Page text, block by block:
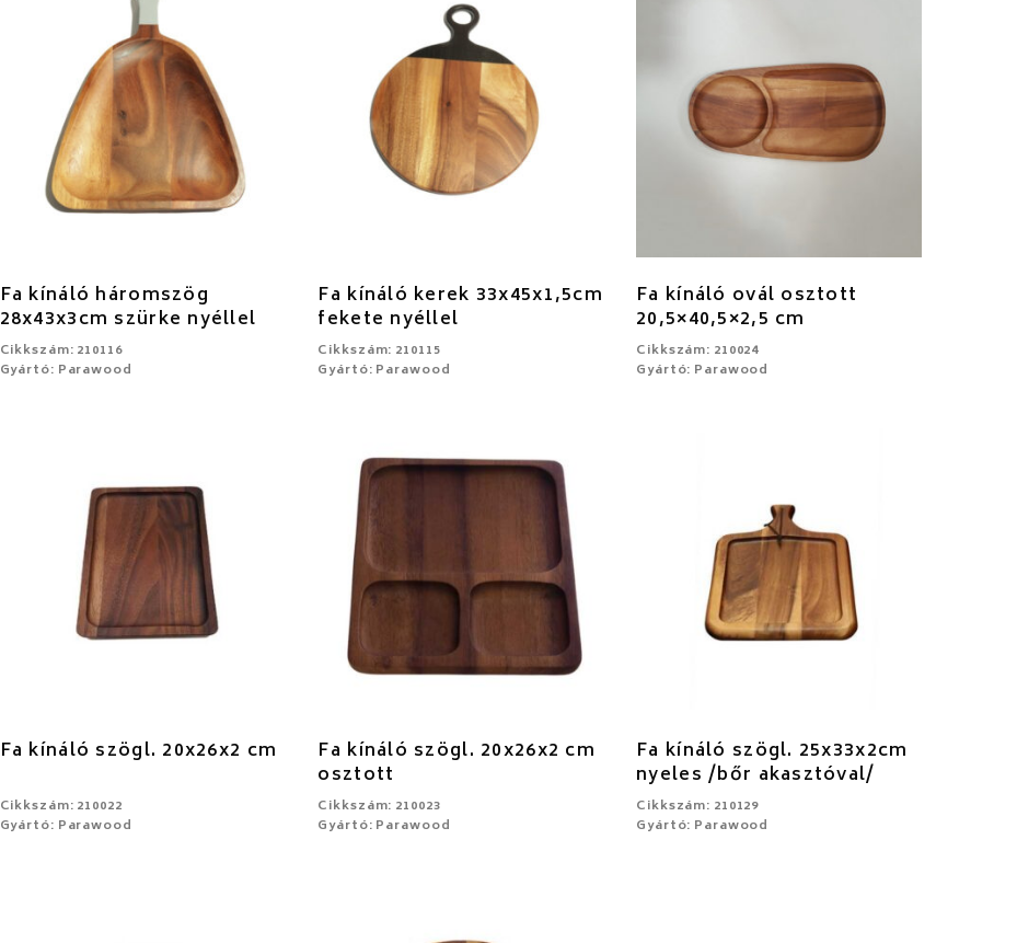
Fa kínáló háromszög
28x43x3cm szürke nyéllel
Cikkszám: 210116
Gyártó: Parawood
Fa kínáló kerek 33x45x1,5cm
fekete nyéllel
Cikkszám: 210115
Gyártó: Parawood
Fa kínáló ovál osztott
20,5×40,5×2,5 cm
Cikkszám: 210024
Gyártó: Parawood
Fa kínáló szögl. 20x26x2 cm
Cikkszám: 210022
Gyártó: Parawood
Fa kínáló szögl. 20x26x2 cm
osztott
Cikkszám: 210023
Gyártó: Parawood
Fa kínáló szögl. 25x33x2cm
nyeles /bőr akasztóval/
Cikkszám: 210129
Gyártó: Parawood